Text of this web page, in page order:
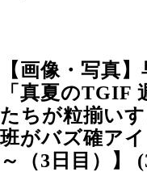
【画像・写真
「真夏のTGIF
たちが粒揃い
班がバズ確ア
～（3日目）】